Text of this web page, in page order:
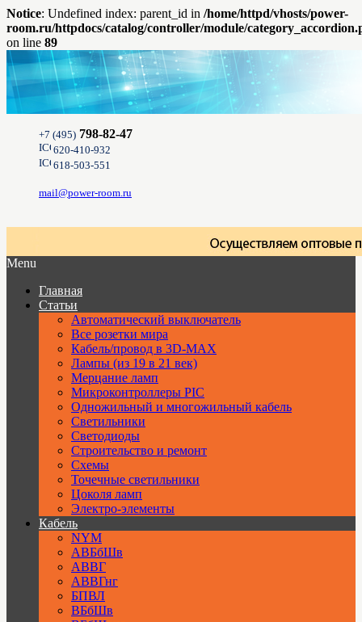
Notice: Undefined index: parent_id in /home/httpd/vhosts/power-
room.ru/httpdocs/catalog/controller/module/
on line 89
+7 (495) 798-82-47
620-410-932
618-503-551
mail@power-room.ru
Menu
Главная
Статьи
Автоматический выключатель
Все розетки мира
Кабель/провод в 3D-MAX
Лампы (из 19 в 21 век)
Мерцание ламп
Микроконтроллеры PIC
Одножильный и многожильный кабель
Светильники
Светодиоды
Строительство и ремонт
Схемы
Точечные светильники
Цоколя ламп
Электро-элементы
Кабель
NYM
АВБбШв
АВВГ
АВВГнг
БПВЛ
ВБбШв